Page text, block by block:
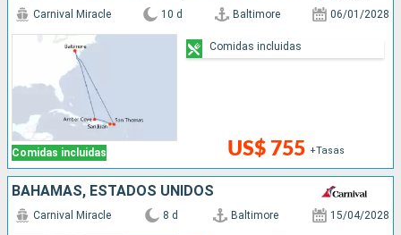
Comidas incluidas
Carnival Miracle 10 d Baltimore 06/01/2028
US$ 755 +Tasas
Comidas incluidas
BAHAMAS, ESTADOS UNIDOS
Carnival Miracle 8 d Baltimore 15/04/2028